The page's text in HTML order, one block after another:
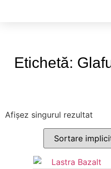
Etichetă:
Afișez singurul rezultat